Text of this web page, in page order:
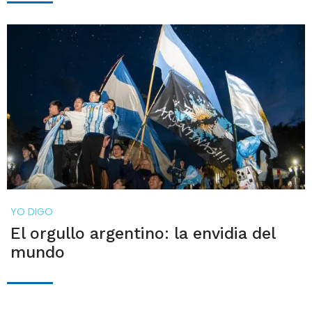
YO DIGO
El orgullo argentino: la envidia del
mundo